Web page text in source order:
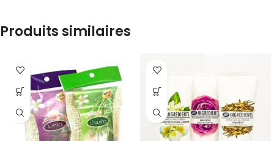
Produits similaires